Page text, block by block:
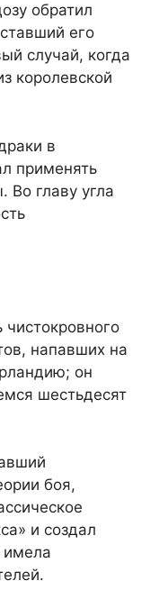
обратил
его
случай, когда
королевской
в
применять
Во главу угла
напавших на
он
шестьдесят
боя,
и создал
имела